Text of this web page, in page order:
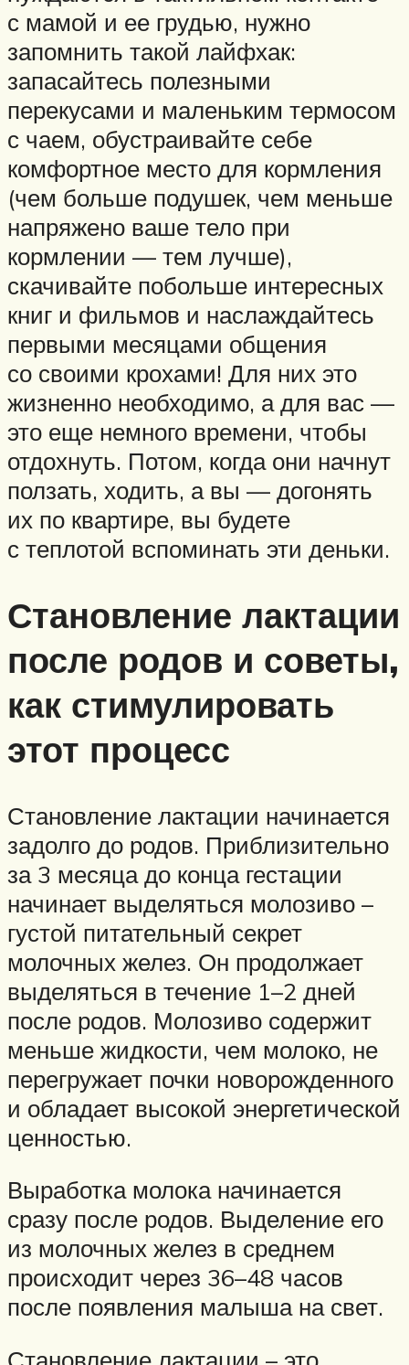
с мамой и ее грудью, нужно
запомнить такой лайфхак:
запасайтесь полезными
перекусами и маленьким термосом
с чаем, обустраивайте себе
комфортное место для кормления
(чем больше подушек, чем меньше
напряжено ваше тело при
кормлении — тем лучше),
скачивайте побольше интересных
книг и фильмов и наслаждайтесь
первыми месяцами общения
со своими крохами! Для них это
жизненно необходимо, а для вас —
это еще немного времени, чтобы
отдохнуть. Потом, когда они начнут
ползать, ходить, а вы — догонять
их по квартире, вы будете
с теплотой вспоминать эти деньки.
Становление лактации
после родов и советы,
как стимулировать
этот процесс
Становление лактации начинается
задолго до родов. Приблизительно
за 3 месяца до конца гестации
начинает выделяться молозиво –
густой питательный секрет
молочных желез. Он продолжает
выделяться в течение 1–2 дней
после родов. Молозиво содержит
меньше жидкости, чем молоко, не
перегружает почки новорожденного
и обладает высокой энергетической
ценностью.
Выработка молока начинается
сразу после родов. Выделение его
из молочных желез в среднем
происходит через 36–48 часов
после появления малыша на свет.